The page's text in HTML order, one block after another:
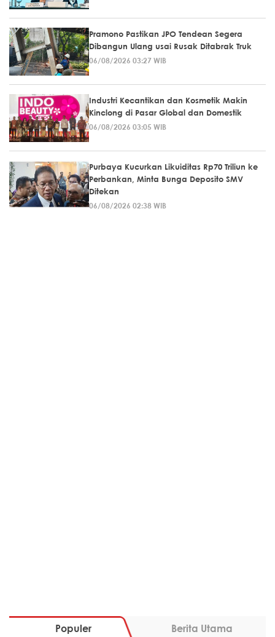
Pramono Pastikan JPO Tendean Segera
Dibangun Ulang usai Rusak Ditabrak Truk
06/08/2026 03:27 WIB
Industri Kecantikan dan Kosmetik Makin
Kinclong di Pasar Global dan Domestik
06/08/2026 03:05 WIB
Purbaya Kucurkan Likuiditas Rp70 Triliun ke
Perbankan, Minta Bunga Deposito SMV
Ditekan
06/08/2026 02:38 WIB
Populer Berita Utama